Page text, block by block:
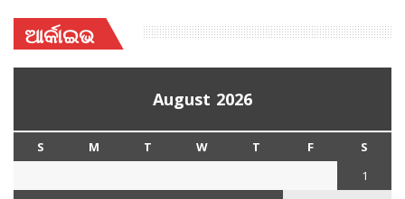
ଆର୍କାଇଭ
August 2026
S M T W T F
S
1